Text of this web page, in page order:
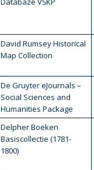
David Rumsey Historical
Map Collection
De Gruyter eJournals –
Social Sciences and
Humanities Package
Delpher Boeken
Basiscollectie (1781-
1800)